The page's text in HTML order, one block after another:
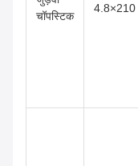
चॉपस्टिक
4.8×210